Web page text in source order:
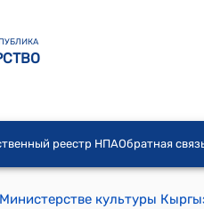
реестр НПАОбратная